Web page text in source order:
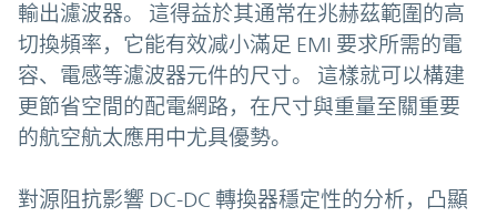
輸出濾波器。 這得益於其通常在兆赫茲範圍的高
切換頻率，它能有效减小滿足 EMI 要求所需的電
容、電感等濾波器元件的尺寸。 這樣就可以構建
更節省空間的配電網路，在尺寸與重量至關重要
的航空航太應用中尤具優勢。
對源阻抗影響 DC-DC 轉換器穩定性的分析，凸顯